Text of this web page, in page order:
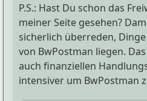
P.S.: Hast Du schon das
meiner Seite gesehen?
sicherlich überreden,
von BwPostman liegen.
auch finanziellen
intensiver um BwPostman